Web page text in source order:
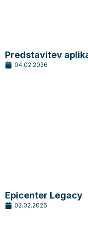
Predstavitev
04.02.2026
Epicenter Legacy
02.02.2026